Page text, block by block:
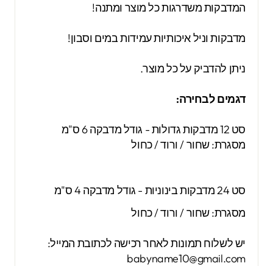
המדבקות משדרגות כל מוצר ומתנה!
מדבקות וניל איכותיות עמידות במים וסבון!
ניתן להדביק על כל מוצר.
דגמים לבחירה:
סט 12 מדבקות גדולות - גודל מדבקה 6 ס"מ
מסגרת: שחור / ורוד / כחול
סט 24 מדבקות בינוניות - גודל מדבקה 4 ס"מ
מסגרת: שחור / ורוד / כחול
יש לשלוח תמונות לאחר רכישה לכתובת המייל:
babyname10@gmail.com